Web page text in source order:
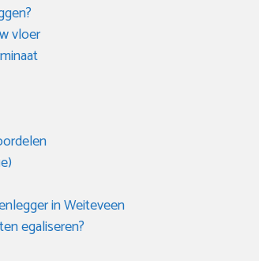
vloer
in Weiteveen
egaliseren?